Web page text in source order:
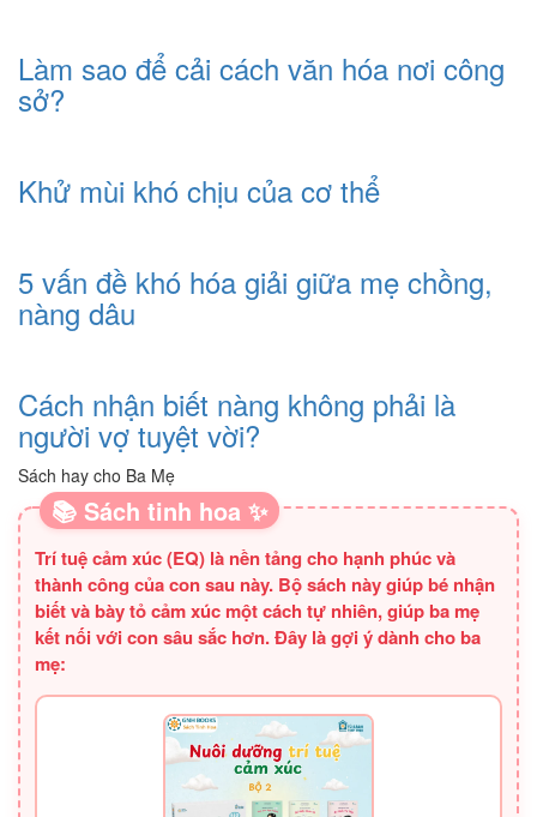
Làm sao để cải cách văn hóa nơi công
sở?
Khử mùi khó chịu của cơ thể
5 vấn đề khó hóa giải giữa mẹ chồng,
nàng dâu
Cách nhận biết nàng không phải là
người vợ tuyệt vời?
Sách hay cho Ba Mẹ
📚 Sách tinh hoa ✨
Trí tuệ cảm xúc (EQ) là nền tảng cho hạnh phúc và
thành công của con sau này. Bộ sách này giúp bé nhận
biết và bày tỏ cảm xúc một cách tự nhiên, giúp ba mẹ
kết nối với con sâu sắc hơn. Đây là gợi ý dành cho ba
mẹ: